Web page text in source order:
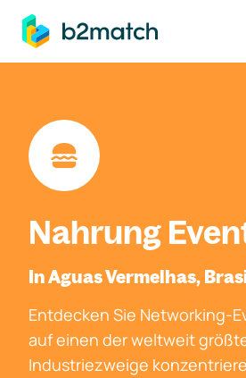
springen
Nahrung
In Aguas Vermelhas,
Entdecken Sie Networking-
auf einen der weltweit
Industriezweige